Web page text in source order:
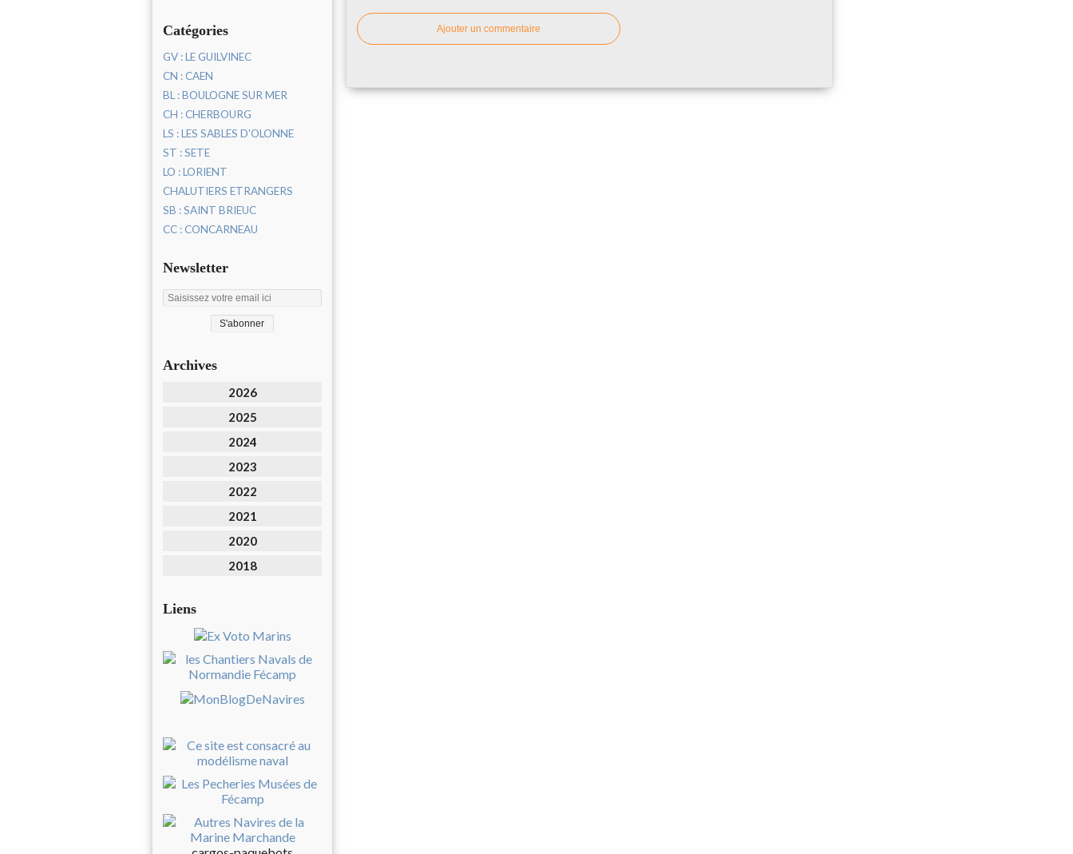
Catégories
GV : LE GUILVINEC
CN : CAEN
BL : BOULOGNE SUR MER
CH : CHERBOURG
LS : LES SABLES D'OLONNE
ST : SETE
LO : LORIENT
CHALUTIERS ETRANGERS
SB : SAINT BRIEUC
CC : CONCARNEAU
Newsletter
Archives
2026
2025
2024
2023
2022
2021
2020
2018
Liens
Ajouter un commentaire